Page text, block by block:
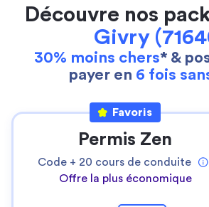
Découvre nos
Givry
30% moins chers* &
payer en 6 fois
Favoris
Permis Zen
Code + 20 cours de conduite
Offre la plus économique